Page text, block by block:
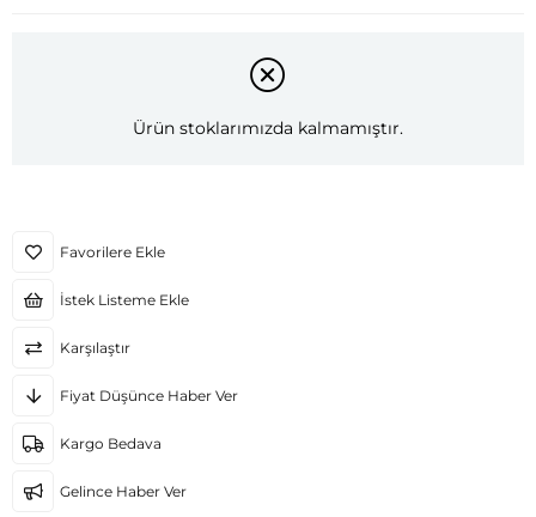
Ürün stoklarımızda kalmamıştır.
Favorilere Ekle
İstek Listeme Ekle
Karşılaştır
Fiyat Düşünce Haber Ver
Kargo Bedava
Gelince Haber Ver